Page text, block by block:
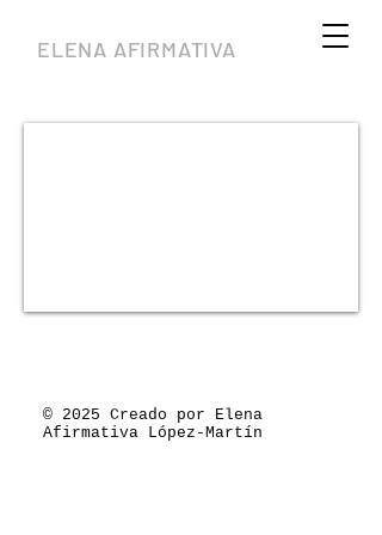
ELENA AFIRMATIVA
© 2025 Creado por Elena
Afirmativa López-Martín